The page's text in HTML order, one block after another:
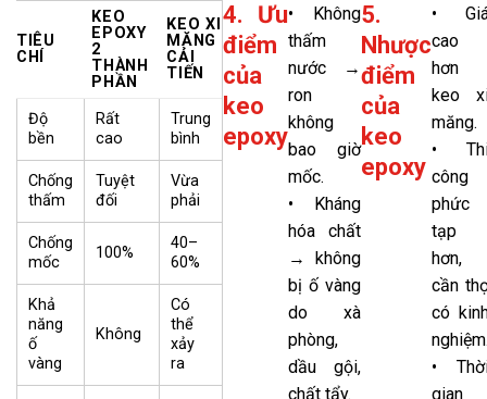
TIÊU
CHÍ
KEO
EPOXY
2
THÀNH
PHẦN
KEO XI
MĂNG
CẢI
TIẾN
Độ
bền
Rất
cao
Trung
bình
Chống
thấm
Tuyệt
đối
Vừa
phải
Chống
mốc
100%
40–
60%
Khả
năng
ố
vàng
Không
Có
thể
xảy
ra
4. Ưu
điểm
của
keo
epoxy
• Không
thấm
nước →
ron
không
bao giờ
mốc.
• Kháng
hóa chất
→ không
bị ố vàng
do xà
phòng,
dầu gội,
chất tẩy.
5.
Nhược
điểm
của
keo
epoxy
•
cao
hơn
keo
măng.
•
công
phức
tạp
hơn,
cần
có
•
gian